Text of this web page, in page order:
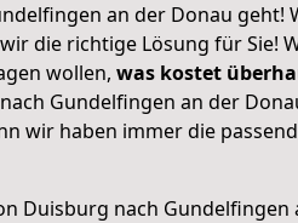
an der Donau geht!
die richtige Lösung für Sie!
wollen, was kostet
Gundelfingen an der
wir haben immer die
Duisburg nach Gundelfingen